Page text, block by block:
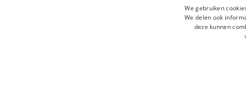
Alle rechten voorbehouden ©2015 Les Secrets du Chef/Alle prijzen op deze
De Belgische wetgeving van 6 april 2010 geeft de consument het recht om
We gebruiken
We delen ook
deze kunnen